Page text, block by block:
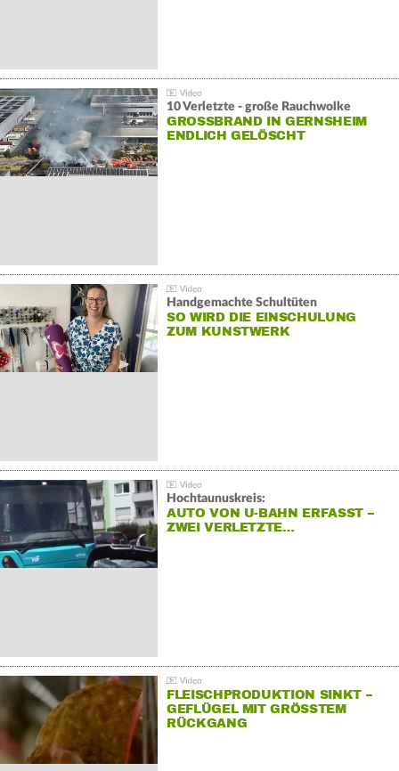
10 Verletzte - große Rauchwolke
GROSSBRAND IN GERNSHEIM E
NDLICH GELÖSCHT
Handgemachte Schultüten
SO WIRD DIE EINSCHULUNG
ZUM KUNSTWERK
Hochtaunuskreis:
AUTO VON U-BAHN ERFASST –
ZWEI VERLETZTE…
FLEISCHPRODUKTION SINKT –
GEFLÜGEL MIT GRÖSSTEM R
ÜCKGANG